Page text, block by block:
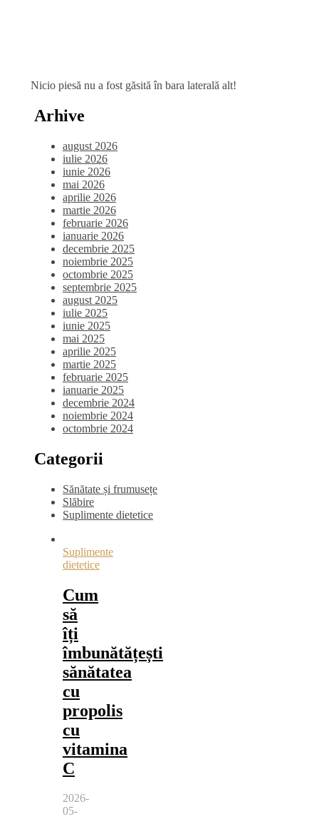
Nicio piesă nu a fost găsită în bara laterală alt!
Arhive
august 2026
iulie 2026
iunie 2026
mai 2026
aprilie 2026
martie 2026
februarie 2026
ianuarie 2026
decembrie 2025
noiembrie 2025
octombrie 2025
septembrie 2025
august 2025
iulie 2025
iunie 2025
mai 2025
aprilie 2025
martie 2025
februarie 2025
ianuarie 2025
decembrie 2024
noiembrie 2024
octombrie 2024
Categorii
Sănătate și frumusețe
Slăbire
Suplimente dietetice
Suplimente
dietetice
Cum
să
îți
îmbunătățești
sănătatea
cu
propolis
cu
vitamina
C
2026-
05-